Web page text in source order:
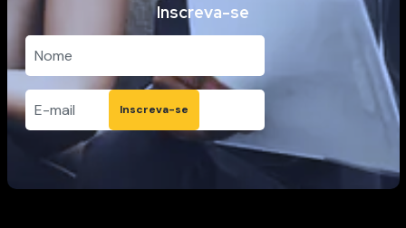
Inscreva-se
Inscreva-se